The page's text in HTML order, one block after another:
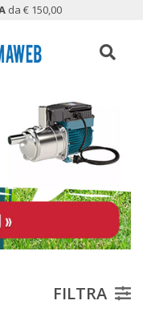
da € 150,00
FILTRA